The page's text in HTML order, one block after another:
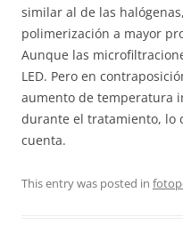
similar al de las
polimerización a mayor
Aunque las
LED. Pero en
aumento de temperatura
durante el tratamiento, lo
cuenta.
This entry was posted in